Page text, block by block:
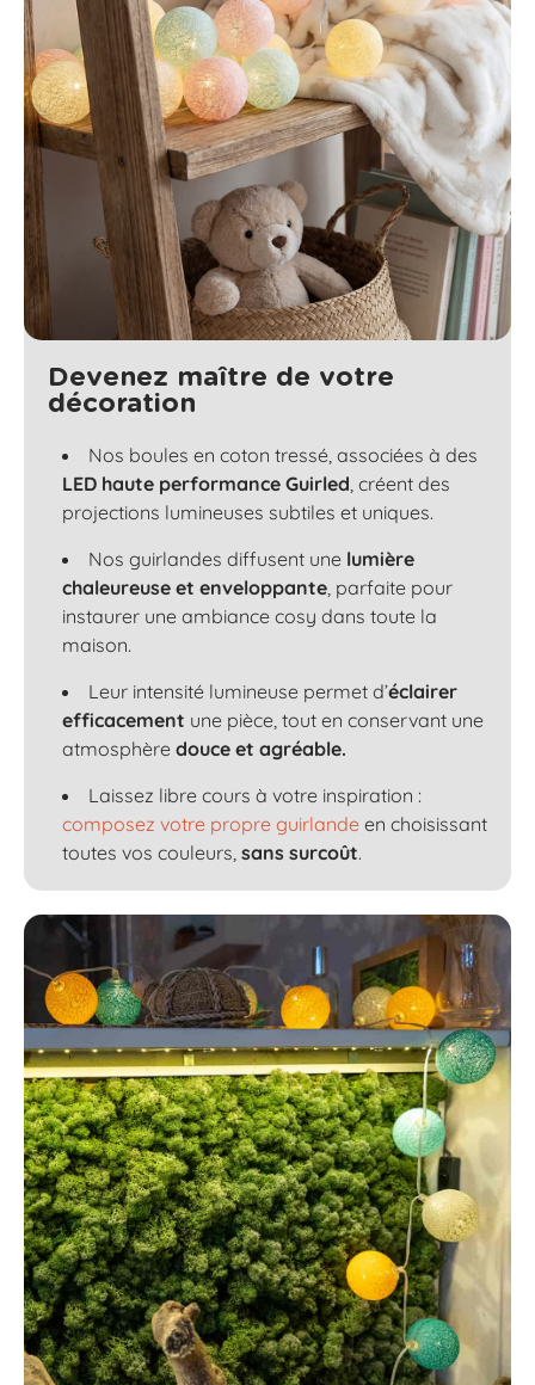
Devenez maître de votre
décoration
Nos boules en coton tressé, associées à des
LED haute performance Guirled, créent des
projections lumineuses subtiles et uniques.
Nos guirlandes diffusent une lumière
chaleureuse et enveloppante, parfaite pour
instaurer une ambiance cosy dans toute la
maison.
Leur intensité lumineuse permet d’éclairer
efficacement une pièce, tout en conservant une
atmosphère douce et agréable.
Laissez libre cours à votre inspiration :
composez votre propre guirlande en choisissant
toutes vos couleurs, sans surcoût.